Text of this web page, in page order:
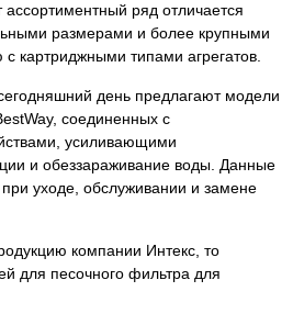
ряд отличается
размерами и более крупными
картриджными типами агрегатов.
день предлагают модели
соединенных с
усиливающими
и обеззараживание воды. Данные
уходе, обслуживании и замене
компании Интекс, то
для песочного фильтра для